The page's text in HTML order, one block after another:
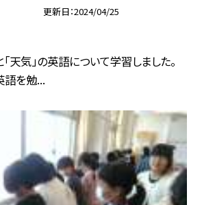
更新日 2024/04/25
天気」の英語について学習しました。
語を勉...